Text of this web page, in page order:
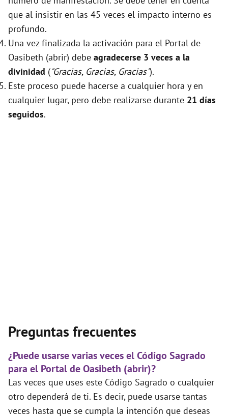
que al insistir en las 45 veces el impacto interno es
profundo.
Una vez finalizada la activación para el Portal de
Oasibeth (abrir) debe agradecerse 3 veces a la
divinidad ("Gracias, Gracias, Gracias").
Este proceso puede hacerse a cualquier hora y en
cualquier lugar, pero debe realizarse durante 21 días
seguidos.
Preguntas frecuentes
¿Puede usarse varias veces el Código Sagrado
para el Portal de Oasibeth (abrir)?
Las veces que uses este Código Sagrado o cualquier
otro dependerá de ti. Es decir, puede usarse tantas
veces hasta que se cumpla la intención que deseas